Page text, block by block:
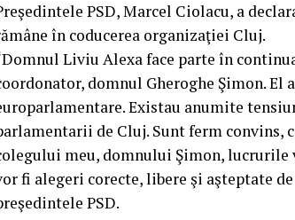
PSD, Marcel Ciolacu, a
în coducerea organizaţiei Cluj.
Liviu Alexa face parte în
domnul Gheroghe Şimon.
Existau anumite
de Cluj. Sunt ferm convins,
meu, domnului Şimon,
fi alegeri corecte, libere şi aşteptate
PSD.